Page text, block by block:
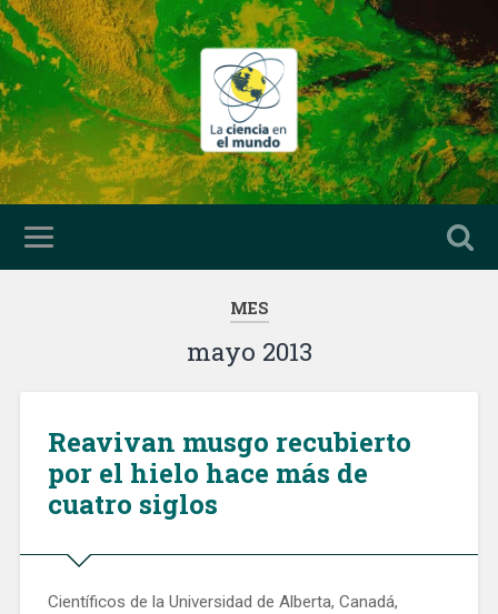
MES
mayo 2013
Reavivan musgo recubierto
por el hielo hace más de
cuatro siglos
Científicos de la Universidad de Alberta, Canadá,